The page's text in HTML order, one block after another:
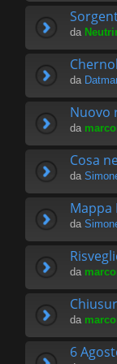
da
da
Nuovo
da
Cosa
da
Mappa
da
da
da
6